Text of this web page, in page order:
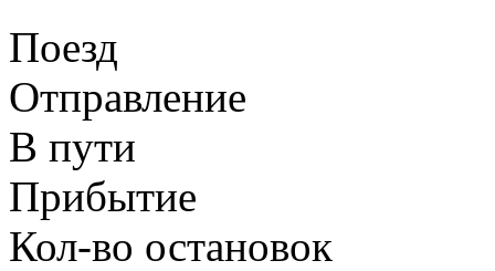
Поезд
Отправление
В пути
Прибытие
Кол-во остановок